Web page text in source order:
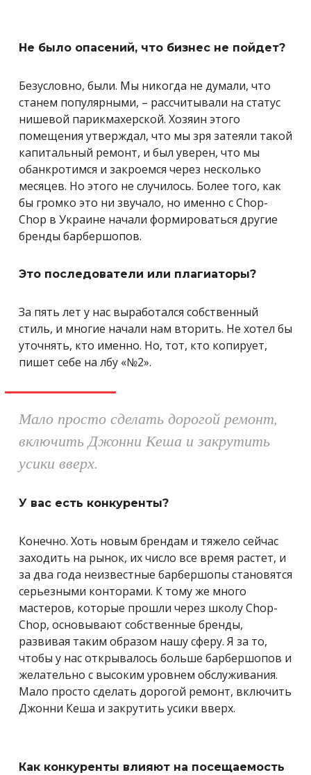
Не было опасений, что бизнес не пойдет?
Безусловно, были. Мы никогда не думали, что
станем популярными, – рассчитывали на статус
нишевой парикмахерской. Хозяин этого
помещения утверждал, что мы зря затеяли такой
капитальный ремонт, и был уверен, что мы
обанкротимся и закроемся через несколько
месяцев. Но этого не случилось. Более того, как
бы громко это ни звучало, но именно с Chop-
Chop в Украине начали формироваться другие
бренды барбершопов.
Это последователи или плагиаторы?
За пять лет у нас выработался собственный
стиль, и многие начали нам вторить. Не хотел бы
уточнять, кто именно. Но, тот, кто копирует,
пишет себе на лбу «№2».
Мало просто сделать дорогой ремонт,
включить Джонни Кеша и закрутить
усики вверх.
У вас есть конкуренты?
Конечно. Хоть новым брендам и тяжело сейчас
заходить на рынок, их число все время растет, и
за два года неизвестные барбершопы становятся
серьезными конторами. К тому же много
мастеров, которые прошли через школу Chop-
Chop, основывают собственные бренды,
развивая таким образом нашу сферу. Я за то,
чтобы у нас открывалось больше барбершопов и
желательно с высоким уровнем обслуживания.
Мало просто сделать дорогой ремонт, включить
Джонни Кеша и закрутить усики вверх.
Как конкуренты влияют на посещаемость